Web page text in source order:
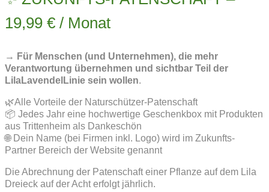
19,99 € / Monat
→ Für Menschen (und Unternehmen), die mehr
Verantwortung übernehmen und sichtbar Teil der
LilaLavendelLinie sein wollen.
🌿Alle Vorteile der Naturschützer-Patenschaft
📦 Jedes Jahr eine hochwertige Geschenkbox mit Produkten
aus Trittenheim als Dankeschön
🌐 Dein Name (bei Firmen inkl. Logo) wird im Zukunfts-
Partner Bereich der Website genannt
Die Abrechnung der Patenschaft einer Pflanze auf dem Lila
Dreieck auf der Acht erfolgt jährlich.